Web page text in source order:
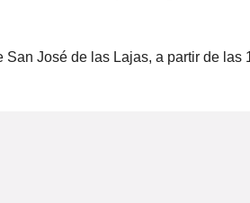
José de las Lajas, a partir de las